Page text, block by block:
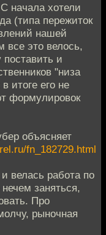
начала хотели
(типа пережиток
нашей
все это велось,
и
"низа
итоге его не
формулировок
объясняет
fn_182729.html
велась работа по
заняться,
Про
рыночная